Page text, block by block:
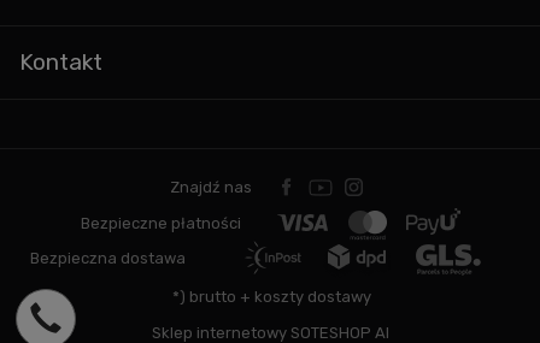
Kontakt
Znajdź nas
Bezpieczne płatności
Bezpieczna dostawa
*) brutto + koszty dostawy
Sklep internetowy SOTESHOP AI